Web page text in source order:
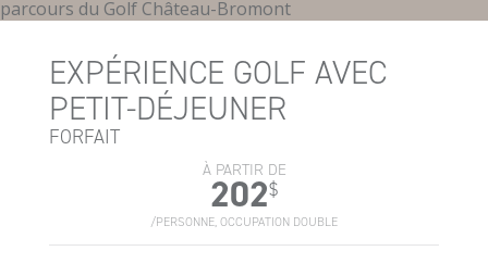
EXPÉRIENCE GOLF AVEC
PETIT-DÉJEUNER
FORFAIT
À PARTIR DE
202$
/PERSONNE, OCCUPATION DOUBLE